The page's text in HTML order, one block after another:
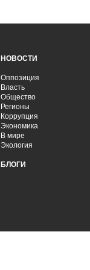
НОВОСТИ
Оппозиция
Власть
Общество
Регионы
Коррупция
Экономика
В мире
Экология
БЛОГИ